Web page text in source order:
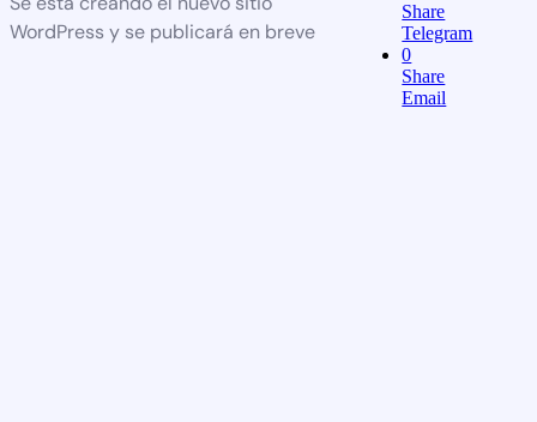
WordPress y se publicará en breve
Share
Telegram
0
Share
Email